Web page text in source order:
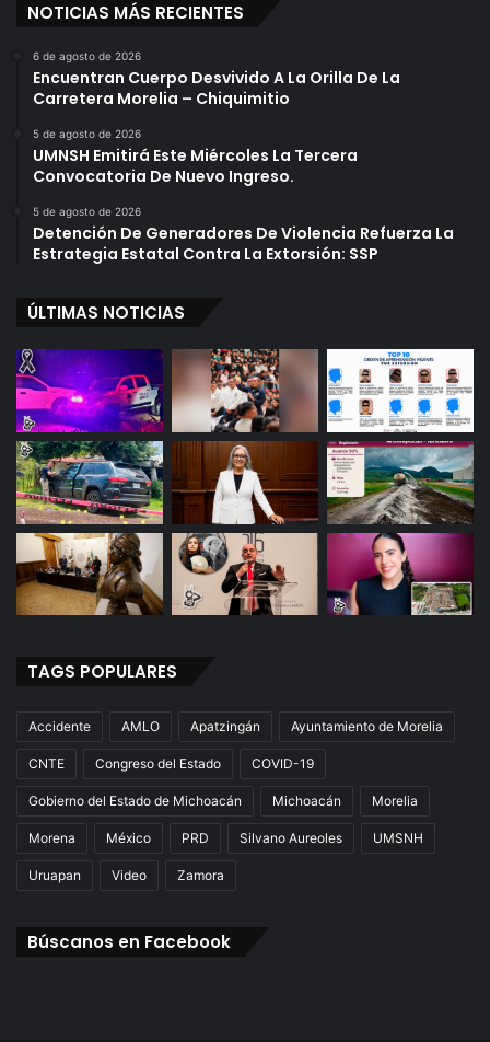
NOTICIAS MÁS RECIENTES
6 de agosto de 2026
Encuentran Cuerpo Desvivido A La Orilla De La
Carretera Morelia – Chiquimitio
5 de agosto de 2026
UMNSH Emitirá Este Miércoles La Tercera
Convocatoria De Nuevo Ingreso.
5 de agosto de 2026
Detención De Generadores De Violencia Refuerza La
Estrategia Estatal Contra La Extorsión: SSP
ÚLTIMAS NOTICIAS
TAGS POPULARES
Accidente AMLO Apatzingán Ayuntamiento de Morelia
CNTE Congreso del Estado COVID-19
Gobierno del Estado de Michoacán Michoacán Morelia
Morena México PRD Silvano Aureoles UMSNH
Uruapan Video Zamora
Búscanos en Facebook